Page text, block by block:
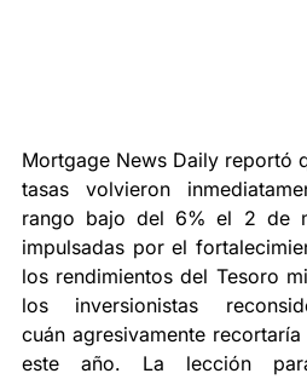
Mortgage News Daily reportó
tasas volvieron
rango bajo del 6% el 2 de
impulsadas por el
los rendimientos del Tesoro
los inversionistas
cuán agresivamente recortaría
este año. La lección